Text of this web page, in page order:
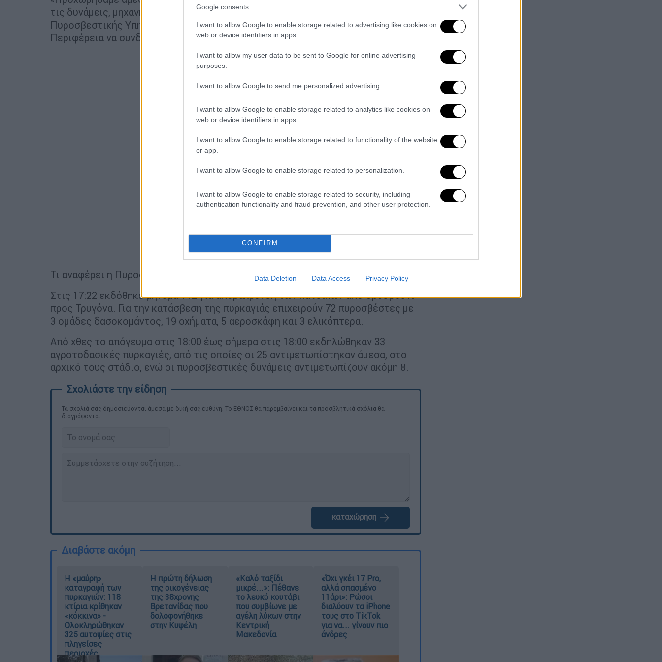
Google consents
I want to allow Google to enable storage related to advertising like cookies on
web or device identifiers in apps.
I want to allow my user data to be sent to Google for online advertising
purposes.
I want to allow Google to send me personalized advertising.
I want to allow Google to enable storage related to analytics like cookies on
web or device identifiers in apps.
I want to allow Google to enable storage related to functionality of the website
or app.
I want to allow Google to enable storage related to personalization.
I want to allow Google to enable storage related to security, including
authentication functionality and fraud prevention, and other user protection.
CONFIRM
Data Deletion Data Access Privacy Policy
τις δυνάμεις, μηχανήματα έργου και υδροφόρες, συνδράμει στο έργο της
Πυροσβεστικής Υπηρεσίας . Έχω ζητήσει και από γειτονικούς δήμους και την
Περιφέρεια να συνδράμουν...».
Τι αναφέρει η Πυροσβεστική
Στις 17:22 εκδόθηκε μήνυμα 112 για απομάκρυνση των κατοίκων από Ορθοβούνι
προς Τρυγόνα. Για την κατάσβεση της πυρκαγιάς επιχειρούν 72 πυροσβέστες με
3 ομάδες δασοκομάντος, 19 οχήματα, 5 αεροσκάφη και 3 ελικόπτερα.
Από χθες το απόγευμα στις 18:00 έως σήμερα στις 18:00 εκδηλώθηκαν 33
αγροτοδασικές πυρκαγιές, από τις οποίες οι 25 αντιμετωπίστηκαν άμεσα, στο
αρχικό τους στάδιο, ενώ οι πυροσβεστικές δυνάμεις αντιμετωπίζουν ακόμη 8.
Τα σχολιά σας δημοσιεύονται άμεσα με δική σας ευθύνη. Το ΕΘΝΟΣ θα παρεμβαίνει και τα προσβλητικά σχόλια θα
διαγράφονται
καταχώρηση
Διαβάστε ακόμη
Η «μαύρη»
καταγραφή των
πυρκαγιών: 118
κτίρια κρίθηκαν
«κόκκινα» -
Ολοκληρώθηκαν
325 αυτοψίες στις
πληγείσες
περιοχές
Η πρώτη δήλωση
της οικογένειας
της 38χρονης
Βρετανίδας που
δολοφονήθηκε
στην Κυψέλη
«Καλό ταξίδι
μικρέ...»: Πέθανε
το λευκό κουτάβι
που συμβίωνε με
αγέλη λύκων στην
Κεντρική
Μακεδονία
«Όχι γκέι 17 Pro,
αλλά σπασμένο
11άρι»: Ρώσοι
διαλύουν τα iPhone
τους στο TikTok
για να... γίνουν πιο
άνδρες